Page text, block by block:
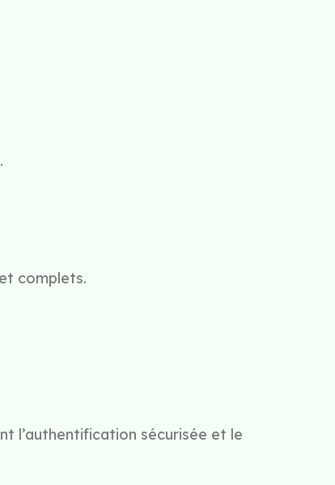
complets.
l’authentification sécurisée et le